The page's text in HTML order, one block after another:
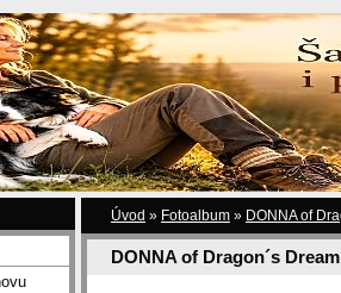
Úvod » Fotoalbum » DONNA of
DONNA of Dragon´s Dream